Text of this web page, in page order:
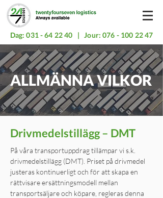
Dag:031 - 64 22 40 | Jour:076 - 100 22 47
ALLMÄNNA VILKOR
Drivmedelstillägg – DMT
På våra transportuppdrag tillämpar vi s.k.
drivmedelstillägg (DMT). Priset på drivmedel
justeras kontinuerligt och för att skapa en
rättvisare ersättningsmodell mellan
transportsäljare och köpare, regleras denna